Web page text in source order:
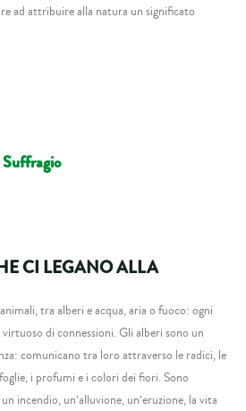
ad attribuire alla natura un significato
CI LEGANO ALLA
tra alberi e acqua, aria o fuoco: ogni
di connessioni. Gli alberi sono un
comunicano tra loro attraverso le radici, le
i profumi e i colori dei fiori. Sono
incendio, un’alluvione, un’eruzione, la vita